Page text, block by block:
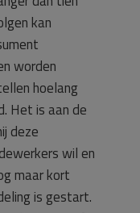
kan
worden
hoelang
Het is aan de
deze
wil en
maar kort
is gestart.